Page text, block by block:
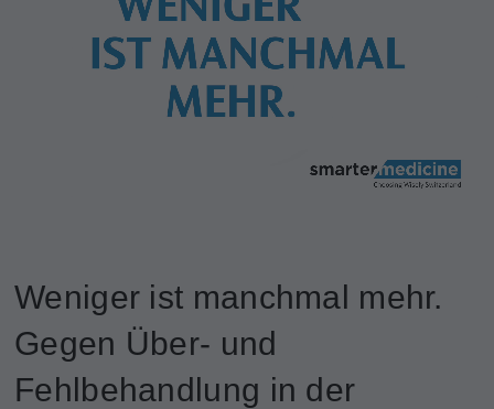
Weniger ist manchmal mehr.
Gegen Über- und
Fehlbehandlung in der